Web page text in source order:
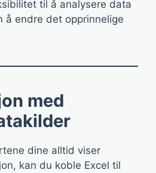
til å analysere data
å endre det opprinnelige
med
dine alltid viser
kan du koble Excel til